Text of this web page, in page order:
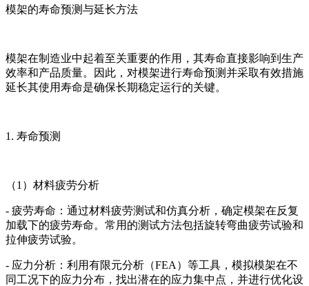
模架的寿命预测与延长方法
模架在制造业中起着至关重要的作用，其寿命直接影响到生产
效率和产品质量。因此，对模架进行寿命预测并采取有效措施
延长其使用寿命是确保长期稳定运行的关键。
1. 寿命预测
（1）材料疲劳分析
- 疲劳寿命：通过材料疲劳测试和仿真分析，确定模架在反复
加载下的疲劳寿命。常用的测试方法包括旋转弯曲疲劳试验和
拉伸疲劳试验。
- 应力分析：利用有限元分析（FEA）等工具，模拟模架在不
同工况下的应力分布，找出潜在的应力集中点，并进行优化设